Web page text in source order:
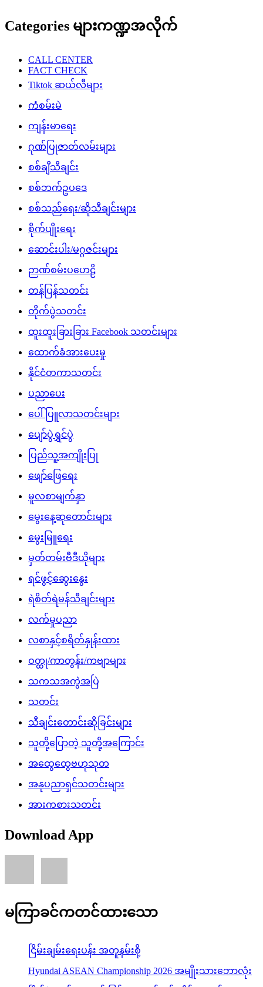
Categories များကဏ္ဍအလိုက်
CALL CENTER
FACT CHECK
Tiktok ဆယ်လီများ
ကံစမ်းမဲ
ကျန်းမာရေး
ဂုဏ်ပြုဇာတ်လမ်းများ
စစ်ချီသီချင်း
စစ်ဘက်ဥပဒေ
စစ်သည်ရေး/ဆိုသီချင်းများ
စိုက်ပျိုးရေး
ဆောင်းပါး/မဂ္ဂဇင်းများ
ဉာဏ်စမ်းပဟေဠိ
တန်ပြန်သတင်း
တိုက်ပွဲသတင်း
ထူးထူးခြားခြား Facebook သတင်းများ
ထောက်ခံအားပေးမှု
နိုင်ငံတကာသတင်း
ပညာပေး
ပေါ်ပြူလာသတင်းများ
ပျော်ပွဲရွှင်ပွဲ
ပြည်သူ့အကျိုးပြု
ဖျော်ဖြေရေး
မူလစာမျက်နှာ
မွေးနေ့ဆုတောင်းများ
မွေးမြူရေး
မှတ်တမ်းဗီဒီယိုများ
ရင်ဖွင့်ဆွေးနွေး
ရဲစိတ်ရဲမန်သီချင်းများ
လက်မှုပညာ
လစာနှင့်စရိတ်နှုန်းထား
ဝတ္ထု/ကာတွန်း/ကဗျာများ
သကသအကွဲအပြဲ
သတင်း
သီချင်းတောင်းဆိုခြင်းများ
သူတို့ပြောတဲ့ သူတို့အကြောင်း
အထွေထွေဗဟုသုတ
အနုပညာရှင်သတင်းများ
အားကစားသတင်း
Download App
မကြာခင်ကတင်ထားသော
ငြိမ်းချမ်းရေးပန်း အတူနမ်းစို့
Hyundai ASEAN Championship 2026 အမျိုးသားဘောလုံး